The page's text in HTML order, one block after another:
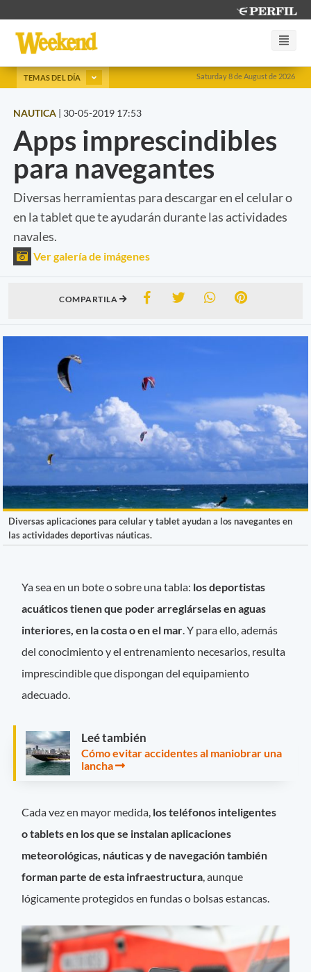
Saturday 8 de August de 2026
TEMAS DEL DÍA
NAUTICA | 30-05-2019 17:53
Apps imprescindibles
para navegantes
Diversas herramientas para descargar en el celular o
en la tablet que te ayudarán durante las actividades
navales.
Ver galería de imágenes
COMPARTILA
Diversas aplicaciones para celular y tablet ayudan a los navegantes en
las actividades deportivas náuticas.
Ya sea en un bote o sobre una tabla: los deportistas
acuáticos tienen que poder arreglárselas en aguas
interiores, en la costa o en el mar . Y para ello, además
del conocimiento y el entrenamiento necesarios, resulta
imprescindible que dispongan del equipamiento
adecuado.
Leé también
Cómo evitar accidentes al maniobrar una
lancha
Cada vez en mayor medida, los teléfonos inteligentes
o tablets en los que se instalan aplicaciones
meteorológicas, náuticas y de navegación también
forman parte de esta infraestructura, aunque
lógicamente protegidos en fundas o bolsas estancas.